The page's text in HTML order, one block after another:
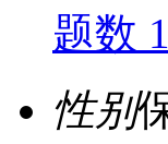
题数 1
性别